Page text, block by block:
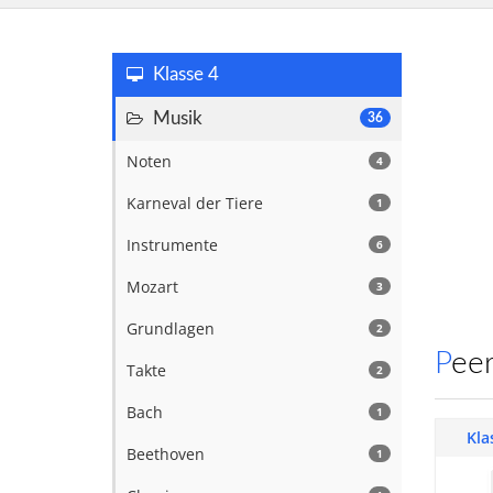
Klasse 4
36
Musik
4
Noten
1
Karneval der Tiere
6
Instrumente
3
Mozart
2
Grundlagen
2
Takte
1
Bach
1
Beethoven